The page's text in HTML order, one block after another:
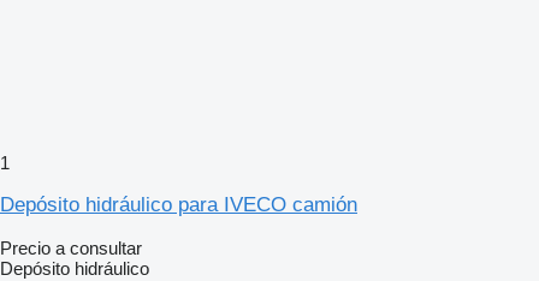
1
Depósito hidráulico para IVECO camión
Precio a consultar
Depósito hidráulico